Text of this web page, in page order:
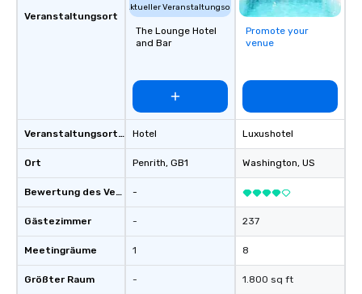
Veranstaltungsort
Veranstaltungsortstyp
Ort
Bewertung des Veranstaltungsortes
Gästezimmer
Meetingräume
Größter Raum
Aktueller Veranstaltungsort
The Lounge Hotel
and Bar
Hotel
Penrith, GB1
-
-
1
-
Promote your
venue
Luxushotel
Washington, US
237
8
1.800 sq ft